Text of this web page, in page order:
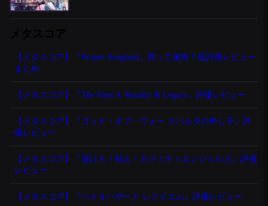
【メタスコア】『Project Songbird』買って後悔？低評価レビュー
まとめ
【メタスコア】『The Sims 4: Royalty & Legacy』評価レビュー
【メタスコア】『ゴッド・オブ・ウォー スパルタの申し子』評
価レビュー
【メタスコア】『届けろ！戦え！カラミティエンジェルズ』評価
レビュー
【メタスコア】『バイオハザード レクイエム』評価レビュー